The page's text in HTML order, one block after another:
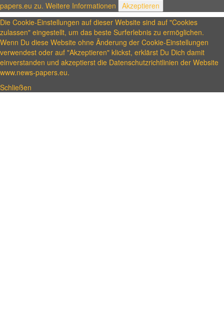
papers.eu zu. Weitere Informationen
Akzeptieren
Die Cookie-Einstellungen auf dieser Website sind auf "Cookies
zulassen" eingestellt, um das beste Surferlebnis zu ermöglichen.
Wenn Du diese Website ohne Änderung der Cookie-Einstellungen
verwendest oder auf "Akzeptieren" klickst, erklärst Du Dich damit
einverstanden und akzeptierst die Datenschutzrichtlinien der Website
www.news-papers.eu.
Schließen